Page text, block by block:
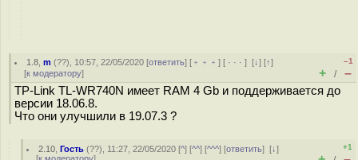
1.8 ,m (??), 10:57, 22/05/2020 [ответить] [ ﹢﹢﹢] [ · · ·][↓] [↑]
[к модератору]
–1
+ / –
TP-Link TL-WR740N имеет RAM 4 Gb и поддерживается до
версии 18.06.8.
Что они улучшили в 19.07.3 ?
2.10 ,Гость (??), 11:27, 22/05/2020 [^] [^^] [^^^] [ответить][↓]
+1